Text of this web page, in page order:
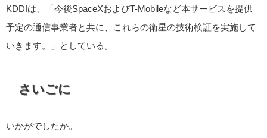
KDDIは、「今後SpaceXおよびT-Mobileなど本サービスを提供
予定の通信事業者と共に、これらの衛星の技術検証を実施して
いきます。」としている。
さいごに
いかがでしたか。